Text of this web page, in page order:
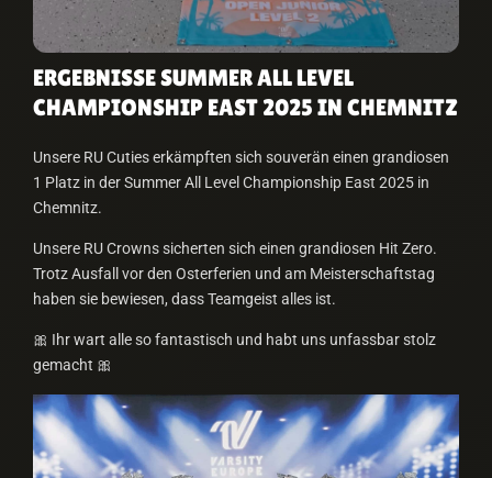
ERGEBNISSE SUMMER ALL LEVEL
CHAMPIONSHIP EAST 2025 IN CHEMNITZ
Unsere RU Cuties erkämpften sich souverän einen grandiosen
1 Platz in der Summer All Level Championship East 2025 in
Chemnitz.
Unsere RU Crowns sicherten sich einen grandiosen Hit Zero.
Trotz Ausfall vor den Osterferien und am Meisterschaftstag
haben sie bewiesen, dass Teamgeist alles ist.
🎀 Ihr wart alle so fantastisch und habt uns unfassbar stolz
gemacht 🎀